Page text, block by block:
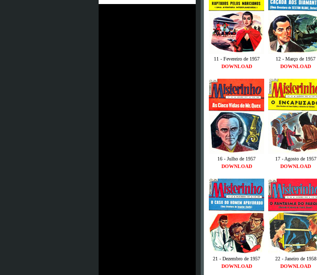
11 - Fevereiro de 1957 12 - Março de 1957
DOWNLOAD
DOWNLOAD
16 - Julho de 1957 17 - Agosto de 1957
DOWNLOAD
DOWNLOAD
21 - Dezembro de 1957 22 - Janeiro de 1958
DOWNLOAD
DOWNLOAD